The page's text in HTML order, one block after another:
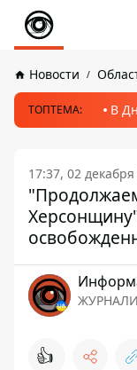
Новости
ТОПТЕМА: В
17:37, 02
👍